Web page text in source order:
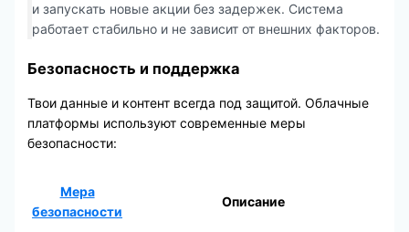
и запускать новые акции без задержек. Система
работает стабильно и не зависит от внешних факторов.
Безопасность и поддержка
Твои данные и контент всегда под защитой. Облачные
платформы используют современные меры
безопасности:
Мера
безопасности
Описание